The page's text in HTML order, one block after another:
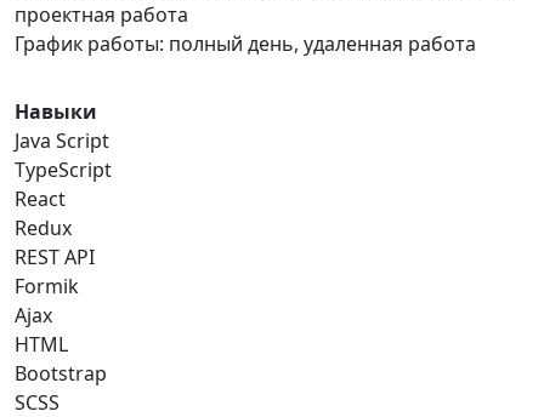
проектная работа
График работы: полный день, удаленная работа
Навыки
Java Script
TypeScript
React
Redux
REST API
Formik
Ajax
HTML
Bootstrap
SCSS